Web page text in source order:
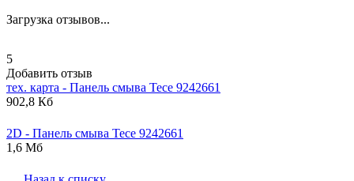
Загрузка отзывов...
5
Добавить отзыв
тех. карта - Панель смыва Tece 9242661
902,8 Кб
2D - Панель смыва Tece 9242661
1,6 Мб